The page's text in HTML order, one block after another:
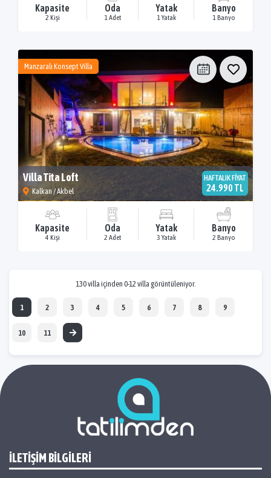
Kapasite
2 Kişi
Oda
1 Adet
Yatak
1 Yatak
Banyo
1 Banyo
Manzaralı Konsept Villa
Villa Tita Loft
Kalkan / Akbel
HAFTALIK FİYAT
24.990 TL
Kapasite
4 Kişi
Oda
2 Adet
Yatak
3 Yatak
Banyo
2 Banyo
130 villa içinden 0-12 villa görüntüleniyor.
1 2 3 4 5 6 7 8 9
10 11
İLETİŞİM BİLGİLERİ